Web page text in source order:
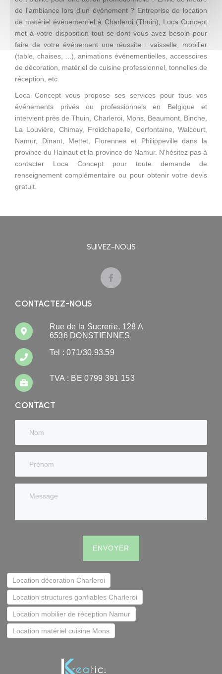
de l'ambiance lors d'un événement ? Entreprise de location
de matériel événementiel à Charleroi (Thuin), Loca Concept
met à votre disposition tout se dont vous avez besoin pour
faire de votre événement une réussite : vaisselle, mobilier
(table, chaises, ...), animations événementielles, accessoires
de décoration, matériel de cuisine professionnel, tonnelles de
réception, etc.
Loca Concept vous propose ses services pour tous vos
événements privés ou professionnels en Belgique et
intervient près de Thuin, Charleroi, Mons, Beaumont, Binche,
La Louvière, Chimay, Froidchapelle, Cerfontaine, Walcourt,
Namur, Dinant, Mettet, Florennes et Philippeville dans la
province du Hainaut et la province de Namur. N'hésitez pas à
contacter Loca Concept pour toute demande de
renseignement complémentaire ou pour obtenir votre devis
gratuit.
SUIVEZ-NOUS
CONTACTEZ-NOUS
Rue de la Sucrerie, 128 A
6536 DONSTIENNES
Tel : 071/30.93.59
TVA : BE 0799 391 153
CONTACT
ENVOYER
Location décoration Charleroi
Location structures gonflables Charleroi
Location mobilier de réception Namur
Location matériel cuisine Mons